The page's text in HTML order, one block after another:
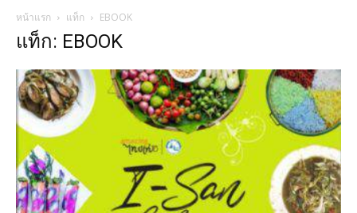
หน้าแรก แท็ก EBOOK
แท็ก: EBOOK